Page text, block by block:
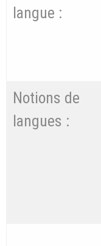
langue :
Notions de
langues :